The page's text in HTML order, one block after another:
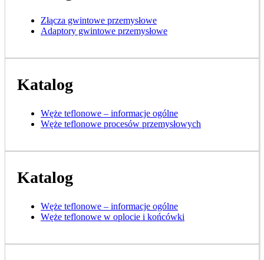
Złącza gwintowe przemysłowe
Adaptory gwintowe przemysłowe
Katalog
Węże teflonowe – informacje ogólne
Węże teflonowe procesów przemysłowych
Katalog
Węże teflonowe – informacje ogólne
Węże teflonowe w oplocie i końcówki